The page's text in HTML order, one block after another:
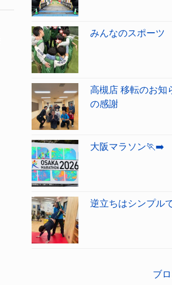
みんなのスポーツ
高槻店 移転のお知
の感謝
大阪マラソン🏃‍➡️
逆立ちはシンプル
ブ